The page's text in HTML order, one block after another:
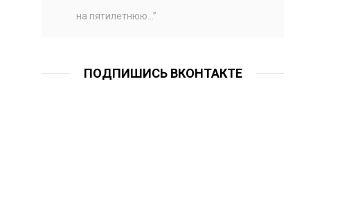
на пятилетнюю… ”
ПОДПИШИСЬ ВКОНТАКТЕ